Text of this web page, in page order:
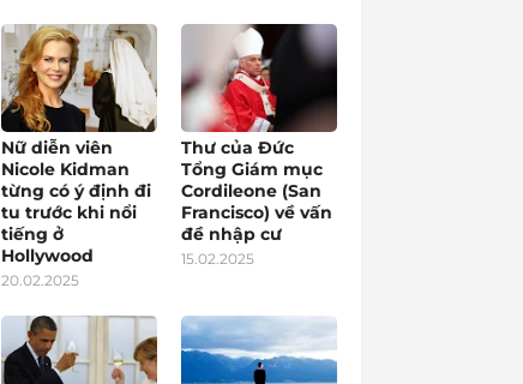
Nữ diễn viên
Nicole Kidman
từng có ý định đi
tu trước khi nổi
tiếng ở
Hollywood
20.02.2025
Thư của Đức
Tổng Giám mục
Cordileone (San
Francisco) về vấn
đề nhập cư
15.02.2025